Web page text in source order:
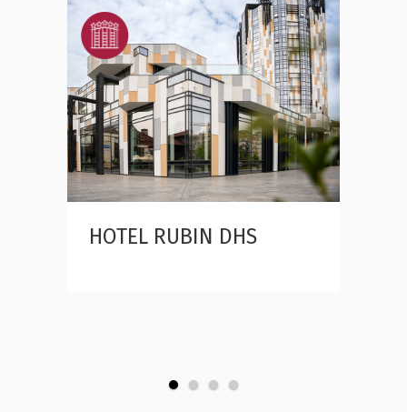
HOTEL RUBIN DHS